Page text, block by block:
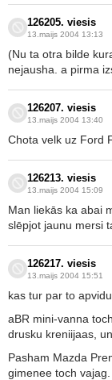
126205. viesis
13.maijs 2004 13:13
(Nu ta otra bilde
nejausha. a pirma
126207. viesis
13.maijs 2004 13:40
Chota velk uz Ford
126213. viesis
13.maijs 2004 15:09
Man liekās ka abai
slēpjot jaunu mersi
126217. viesis
13.maijs 2004 15:51
kas tur par to
aBR mini-vanna
drusku kreniijaas,
Pasham Mazda
gimenee toch